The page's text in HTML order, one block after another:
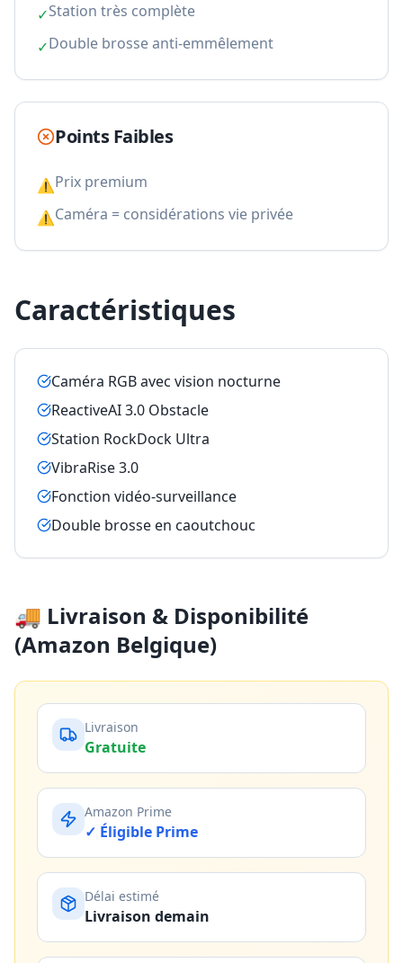
✓Station très complète
✓Double brosse anti-emmêlement
Points Faibles
⚠Prix premium
⚠Caméra = considérations vie privée
Caractéristiques
Caméra RGB avec vision nocturne
ReactiveAI 3.0 Obstacle
Station RockDock Ultra
VibraRise 3.0
Fonction vidéo-surveillance
Double brosse en caoutchouc
🚚 Livraison & Disponibilité
(Amazon Belgique)
Livraison
Gratuite
Amazon Prime
✓ Éligible Prime
Délai estimé
Livraison demain